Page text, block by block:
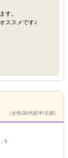
す。
ススメです♪
（女性/30代前半/主婦）
5